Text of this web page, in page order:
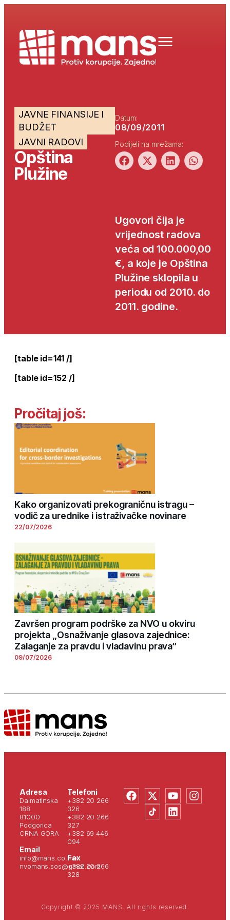
JAVNE FINANSIJE I
BUDŽET
JAVNI RADOVI
Opština
Plužine
Datum:
08/09/2011
Podijeli na mrežama:
Ugovori čija je
vrijednost radova
veća od 100.000,00
€, a koje je Opština
Plužine sklopila u
periodu od 2010. do
2011. godine.
[table id=141 /]
[table id=152 /]
Pročitaj još:
Kako organizovati prekograničnu istragu –
vodič za urednike i istraživačke novinare
22/07/2026
Završen program podrške za NVO u okviru
projekta „Osnaživanje glasova zajednice:
Zalaganje za pravdu i vladavinu prava“
09/07/2026
Adresa
Dalmatinska
188
81000
Podgorica
CRNA GORA
Email
info@mans.co.me
nvomans.sos@gmail.com
Telefoni
+382 20 266
326
+382 20 266
327
+382 69 446
094
Fax
+382 20 266
328
Copyright © 2025 MANS. All rights reserved.